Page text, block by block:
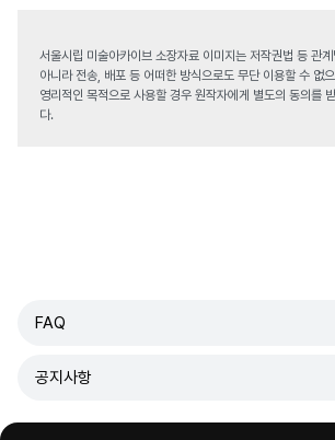
서울시립 미술아카이브 소장자료 이미지는 저작권법 등 관
아니라 전송, 배포 등 어떠한 방식으로도 무단 이용할 수 없으
영리적인 목적으로 사용할 경우 원작자에게 별도의 동의를
다.
FAQ
공지사항